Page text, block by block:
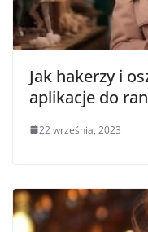
Jak hakerzy i
aplikacje do
22 września, 2023